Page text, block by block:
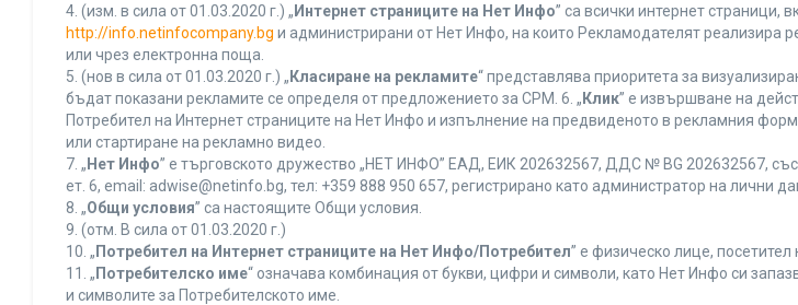
4. (изм. в сила от 01.03.2020 г.) „ Интернет страниците на Нет Инфо” са всички интернет страници,
http://info.netinfocompany.bg и администрирани от Нет Инфо, на които Рекламодателят реализира
или чрез електронна поща.
5. (нов в сила от 01.03.2020 г.) „ Класиране на рекламите“ представлява приоритета за
бъдат показани рекламите се определя от предложението за CPM. 6. „ Клик” е извършване на
Потребител на Интернет страниците на Нет Инфо и изпълнение на предвиденото в рекламния
или стартиране на рекламно видео.
7. „ Нет Инфо” е търговското дружество „НЕТ ИНФО” ЕАД, ЕИК 202632567, ДДС № BG 202632567,
ет. 6, еmail: adwise@netinfo.bg, тел: +359 888 950 657, регистрирано като администратор на лични
8. „Общи условия” са настоящите Общи условия.
9. (отм. В сила от 01.03.2020 г.)
10. „ Потребител на Интернет страниците на Нет Инфо/Потребител” е физическо лице,
11. „ Потребителско име“ означава комбинация от букви, цифри и символи, като Нет Инфо си
и символите за Потребителското име.